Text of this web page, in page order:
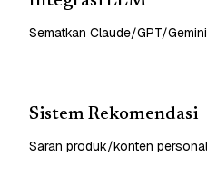
Sematkan Claude/GPT/
Sistem Rekomendasi
Saran produk/konten